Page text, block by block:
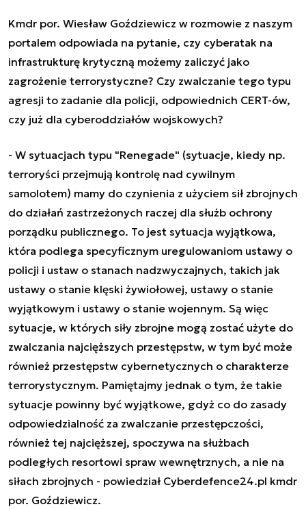
Kmdr por. Wiesław Goździewicz w rozmowie z naszym
portalem odpowiada na pytanie, czy cyberatak na
infrastrukturę krytyczną możemy zaliczyć jako
zagrożenie terrorystyczne? Czy zwalczanie tego typu
agresji to zadanie dla policji, odpowiednich CERT-ów,
czy już dla cyberoddziałów wojskowych?
- W sytuacjach typu "Renegade" (sytuacje, kiedy np.
terroryści przejmują kontrolę nad cywilnym
samolotem) mamy do czynienia z użyciem sił zbrojnych
do działań zastrzeżonych raczej dla służb ochrony
porządku publicznego. To jest sytuacja wyjątkowa,
która podlega specyficznym uregulowaniom ustawy o
policji i ustaw o stanach nadzwyczajnych, takich jak
ustawy o stanie klęski żywiołowej, ustawy o stanie
wyjątkowym i ustawy o stanie wojennym. Są więc
sytuacje, w których siły zbrojne mogą zostać użyte do
zwalczania najcięższych przestępstw, w tym być może
również przestępstw cybernetycznych o charakterze
terrorystycznym. Pamiętajmy jednak o tym, że takie
sytuacje powinny być wyjątkowe, gdyż co do zasady
odpowiedzialność za zwalczanie przestępczości,
również tej najcięższej, spoczywa na służbach
podległych resortowi spraw wewnętrznych, a nie na
siłach zbrojnych - powiedział Cyberdefence24.pl kmdr
por. Goździewicz.